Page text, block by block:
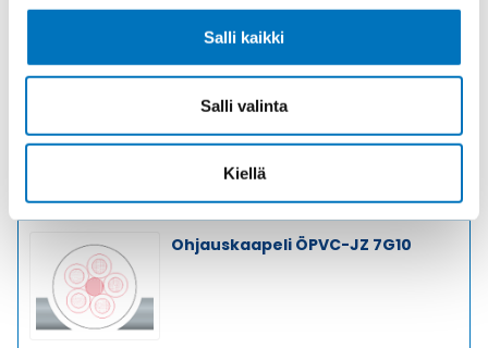
Salli kaikki
Salli valinta
Kiellä
Ohjauskaapeli ÖPVC-JZ 5G10
Ohjauskaapeli ÖPVC-JZ 7G10